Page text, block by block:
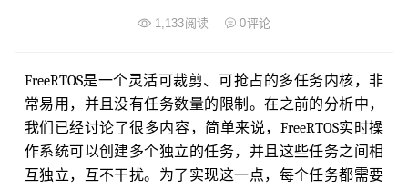
1,133阅读 0评论
FreeRTOS是一个灵活可裁剪、可抢占的多任务内核，非
常易用，并且没有任务数量的限制。在之前的分析中，
我们已经讨论了很多内容，简单来说，FreeRTOS实时操
作系统可以创建多个独立的任务，并且这些任务之间相
互独立，互不干扰。为了实现这一点，每个任务都需要